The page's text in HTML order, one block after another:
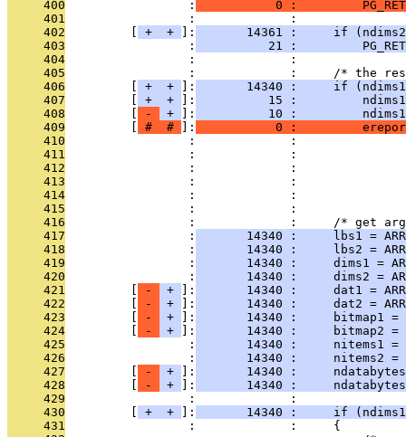
     400
                 :
0 :
     401
                 :             :
     402
+ + ]:
14361 :     if
     403
                 :
21 :
     404
                 :             :
     405
:             :     /* the
     406
+ + ]:
14340 :     if
     407
+ + ]:
15 :
     408
- + ]:
10 :
     409
# # ]:
0 :
     410
:             :
     411
:             :
     412
:             :
     413
:             :
     414
:             :
     415
                 :             :
     416
:             :     /* get
     417
                 :
14340 :     lbs1 =
     418
                 :
14340 :     lbs2 =
     419
                 :
14340 :     dims1 =
     420
                 :
14340 :     dims2 =
     421
- + ]:
14340 :     dat1 =
     422
- + ]:
14340 :     dat2 =
     423
- + ]:
14340 :     bitmap1 =
     424
- + ]:
14340 :     bitmap2 =
     425
                 :
14340 :     nitems1 =
     426
                 :
14340 :     nitems2 =
     427
- + ]:
14340 :
     428
- + ]:
14340 :
     429
                 :             :
     430
+ + ]:
14340 :     if
     431
                 :             :     {